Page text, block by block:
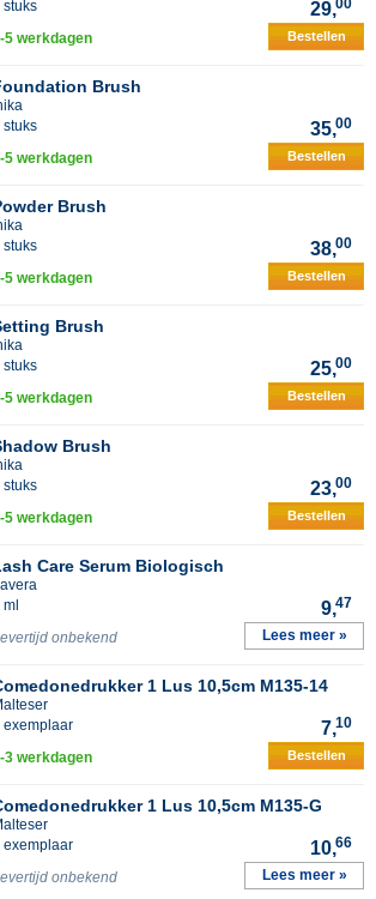
stuks 29,00
5 werkdagen Bestellen
Brush
stuks
35,00
5 werkdagen Bestellen
Brush
stuks
38,00
5 werkdagen Bestellen
Brush
stuks
25,00
5 werkdagen Bestellen
Brush
stuks
23,00
5 werkdagen Bestellen
Care Serum Biologisch
9,47
onbekend Lees meer »
1 Lus 10,5cm M135-14
exemplaar
7,10
3 werkdagen Bestellen
1 Lus 10,5cm M135-G
exemplaar
10,66
onbekend Lees meer »